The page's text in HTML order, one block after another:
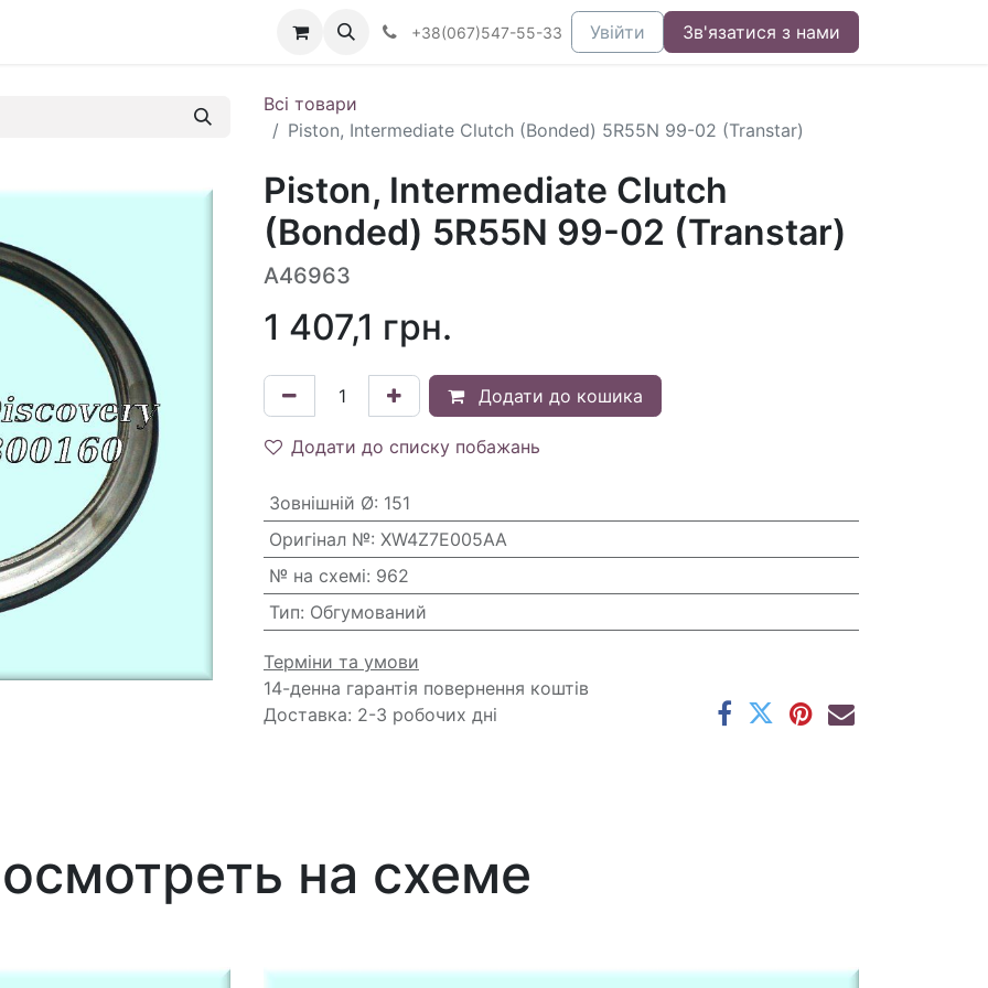
+38(067)547-55-33 Увійти Зв'язатися з нами
Всі товари
Piston, Intermediate Clutch (Bonded) 5R55N 99-02 (Transtar)
Piston, Intermediate Clutch
(Bonded) 5R55N 99-02 (Transtar)
A46963
1 407,1 грн.
Додати до кошика
Додати до списку побажань
Зовнішній Ø: 151
Оригінал №: XW4Z7E005AA
№ на схемі: 962
Тип: Обгумований
Терміни та умови
14-денна гарантія повернення коштів
Доставка: 2-3 робочих дні
на схеме